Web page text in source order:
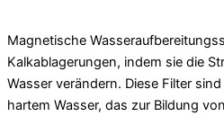
Magnetische
Kalkablagerungen, indem sie die
Wasser verändern. Diese Filter
hartem Wasser, das zur Bildung